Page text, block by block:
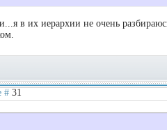
в их иерархии не очень
# 31